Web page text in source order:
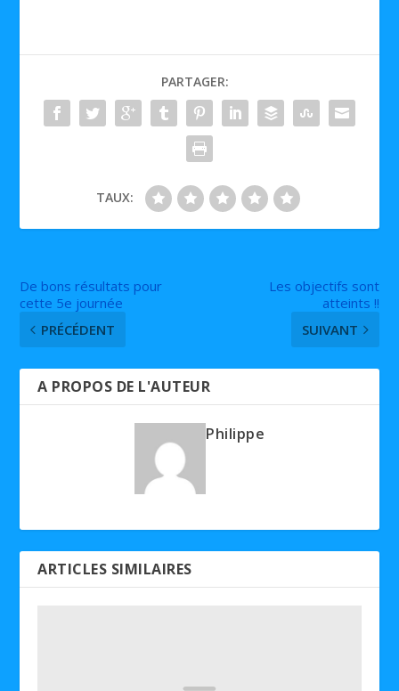
PARTAGER:
TAUX:
De bons résultats pour
cette 5e journée
PRÉCÉDENT
Les objectifs sont
atteints !!
SUIVANT
A PROPOS DE L'AUTEUR
Philippe
ARTICLES SIMILAIRES